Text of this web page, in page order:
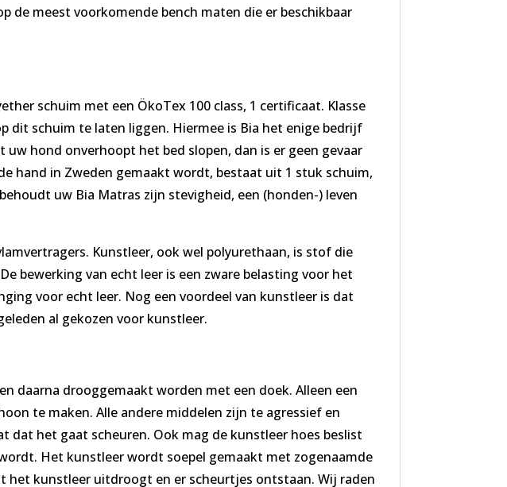
de meest voorkomende bench maten die er beschikbaar
schuim met een ÖkoTex 100 class, 1 certificaat. Klasse
dit schuim te laten liggen. Hiermee is Bia het enige bedrijf
hond onverhoopt het bed slopen, dan is er geen gevaar
hand in Zweden gemaakt wordt, bestaat uit 1 stuk schuim,
uw Bia Matras zijn stevigheid, een (honden-) leven
Kunstleer, ook wel polyurethaan, is stof die
bewerking van echt leer is een zware belasting voor het
voor echt leer. Nog een voordeel van kunstleer is dat
al gekozen voor kunstleer.
daarna drooggemaakt worden met een doek. Alleen een
te maken. Alle andere middelen zijn te agressief en
dat het gaat scheuren. Ook mag de kunstleer hoes beslist
Het kunstleer wordt soepel gemaakt met zogenaamde
het kunstleer uitdroogt en er scheurtjes ontstaan. Wij raden